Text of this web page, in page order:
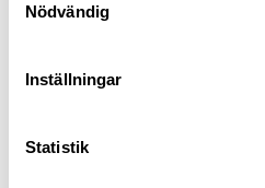
Nödvändig
Inställningar
Statistik